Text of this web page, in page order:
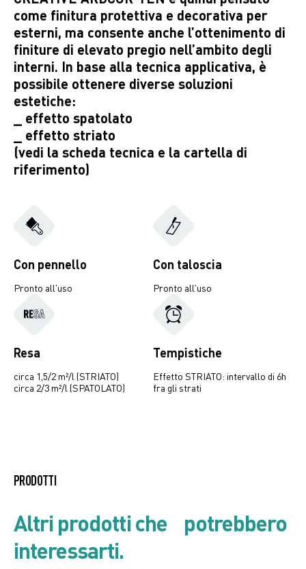
come finitura protettiva e decorativa per
esterni, ma consente anche l’ottenimento di
finiture di elevato pregio nell’ambito degli
interni. In base alla tecnica applicativa, è
possibile ottenere diverse soluzioni
estetiche:
_ effetto spatolato
_ effetto striato
(vedi la scheda tecnica e la cartella di
riferimento)
Con pennello
Pronto all'uso
Con taloscia
Pronto all'uso
Resa
circa 1,5/2 m²/l (STRIATO)
circa 2/3 m²/l (SPATOLATO)
Tempistiche
Effetto STRIATO: intervallo di 6h
fra gli strati
PRODOTTI
Altri prodotti che potrebbero
interessarti.